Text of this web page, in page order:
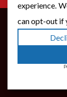
Dette
experience.
can opt-out if